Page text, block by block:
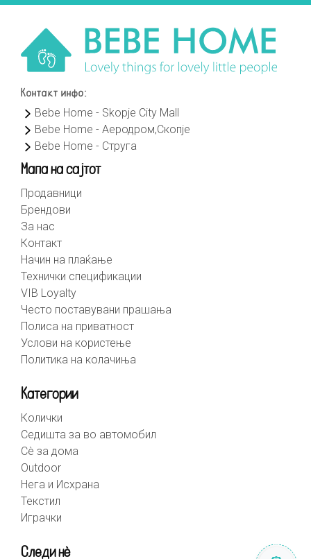
Контакт инфо:
Bebe Home - Skopje City Mall
Bebe Home - Аеродром,Скопје
Bebe Home - Струга
Мапа на сајтот
Продавници
Брендови
За нас
Контакт
Начин на плаќање
Технички спецификации
VIB Loyalty
Често поставувани прашања
Полиса на приватност
Услови на користење
Политика на колачиња
Категории
Колички
Седишта за во автомобил
Сè за дома
Outdoor
Нега и Исхрана
Текстил
Играчки
Следи нè